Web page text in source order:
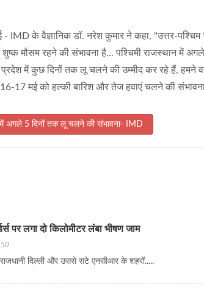
- IMD के वैज्ञानिक डॉ. नरेश कुमार ने कहा, "उत्तर-पश्चिम
शुष्क मौसम रहने की संभावना है... पश्चिमी राजस्थान में
प्रदेश में कुछ दिनों तक लू चलने की उम्मीद कर रहे हैं, हमने
17 मई को हल्की बारिश और तेज हवाएं चलने की
में अगले 5 दिनों तक लू चलने की संभावना- IMD
पर लगा दो किलोमीटर लंबा भीषण जाम
दिल्ली और उससे सटे एनसीआर के शहरों.....